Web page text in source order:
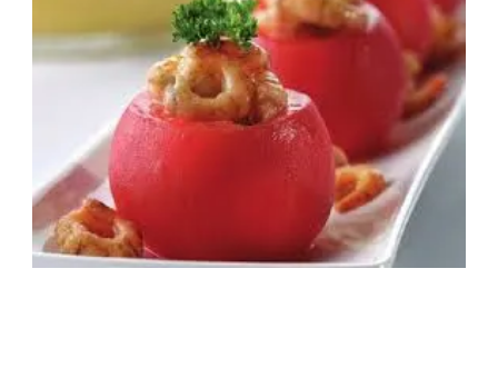
Van
Belgische
Recepten